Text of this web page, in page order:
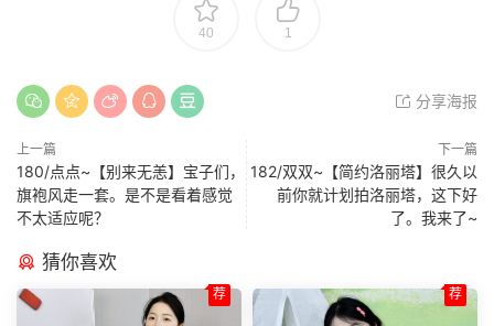
40 1
分享海报
上一篇
180/点点~【别来无恙】宝子们，
旗袍风走一套。是不是看着感觉
不太适应呢？
下一篇
182/双双~【简约洛丽塔】很久以
前你就计划拍洛丽塔，这下好
了。我来了~
猜你喜欢
荐 荐